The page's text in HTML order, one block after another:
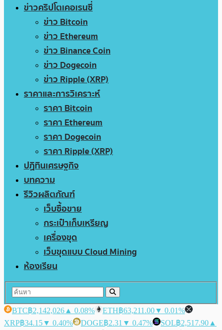
ข่าวคริปโตเคอเรนซี่
ข่าว Bitcoin
ข่าว Ethereum
ข่าว Binance Coin
ข่าว Dogecoin
ข่าว Ripple (XRP)
ราคาและการวิเคราะห์
ราคา Bitcoin
ราคา Ethereum
ราคา Dogecoin
ราคา Ripple (XRP)
ปฏิทินเศรษฐกิจ
บทความ
รีวิวผลิตภัณฑ์
เว็บซื้อขาย
กระเป๋าเก็บเหรียญ
เครื่องขุด
เว็บขุดแบบ Cloud Mining
ห้องเรียน
BTC฿2,142,026 ▲ 0.08% ETH฿63,211.00▼ 0.01%
XRP฿34.15▼ 0.40% DOGE฿2.31 ▼ 0.47% SOL฿2,517.90 ▲